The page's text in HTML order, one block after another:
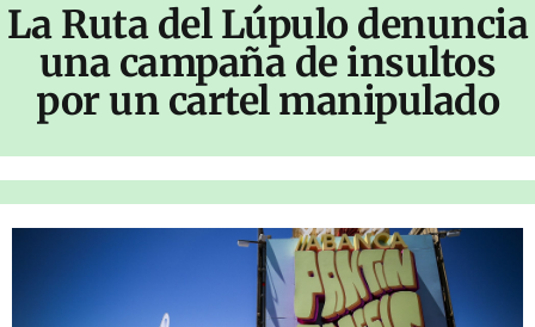
La Ruta del Lúpulo denuncia
una campaña de insultos
por un cartel manipulado